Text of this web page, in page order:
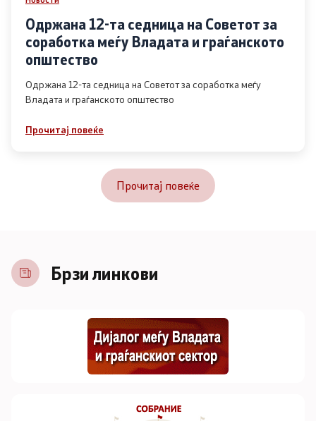
Одржана 12-та седница на Советот за
соработка меѓу Владата и граѓанското
општество
Одржана 12-та седница на Советот за соработка меѓу
Владата и граѓанското општество
Прочитај повеќе
Прочитај повеќе
Брзи линкови